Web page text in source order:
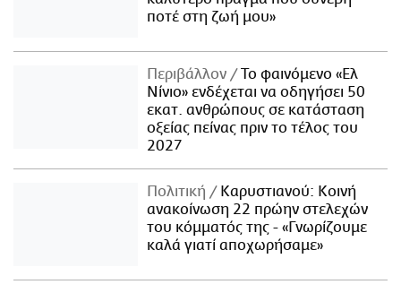
ποτέ στη ζωή μου»
Περιβάλλον
Το φαινόμενο «Ελ
Νίνιο» ενδέχεται να οδηγήσει 50
εκατ. ανθρώπους σε κατάσταση
οξείας πείνας πριν το τέλος του
2027
Πολιτική
Καρυστιανού: Κοινή
ανακοίνωση 22 πρώην στελεχών
του κόμματός της - «Γνωρίζουμε
καλά γιατί αποχωρήσαμε»